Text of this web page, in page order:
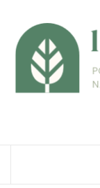
content